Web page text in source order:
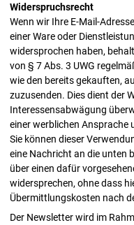
Widerspruchsrecht
Wenn wir Ihre E-Mail-
einer Ware oder
widersprochen haben,
von § 7 Abs. 3 UWG
wie den bereits gekauften,
zuzusenden. Dies dient der
Interessensabwägung
einer werblichen Ansprache
Sie können dieser
eine Nachricht an die unten
über einen dafür
widersprechen, ohne dass
Übermittlungskosten nach
Der Newsletter wird im